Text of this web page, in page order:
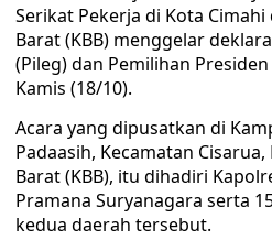
Serikat Pekerja di Kota
Barat (KBB) menggelar
(Pileg) dan Pemilihan
Kamis (18/10).
Acara yang dipusatkan di
Padaasih, Kecamatan
Barat (KBB), itu dihadiri
Pramana Suryanagara serta
kedua daerah tersebut.